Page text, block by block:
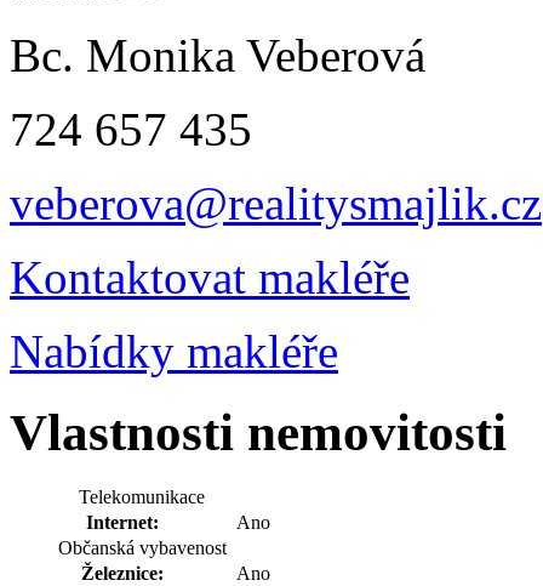
Bc. Monika Veberová
724 657 435
veberova@realitysmajlik.cz
Kontaktovat makléře
Nabídky makléře
Vlastnosti nemovitosti
Telekomunikace
Internet:
Ano
Občanská vybavenost
Železnice:
Ano